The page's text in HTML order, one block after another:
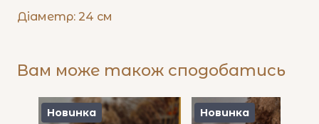
Діаметр: 24 см
Вам може також сподобатись
Новинка Новинка